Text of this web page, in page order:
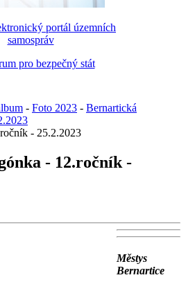
- Foto 2023 - Bernartická
- 25.2.2023
- 12.ročník -
Městys
Bernartice